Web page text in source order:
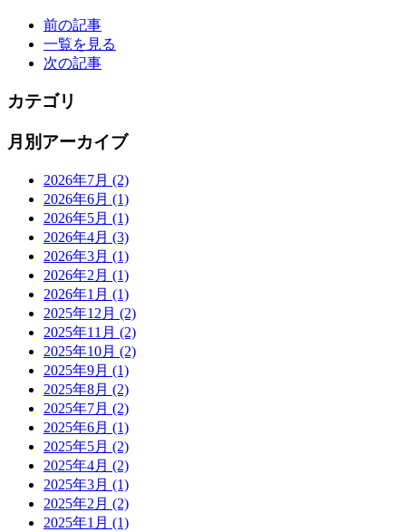
前の記事
一覧を見る
次の記事
カテゴリ
月別アーカイブ
2026年7月 (2)
2026年6月 (1)
2026年5月 (1)
2026年4月 (3)
2026年3月 (1)
2026年2月 (1)
2026年1月 (1)
2025年12月 (2)
2025年11月 (2)
2025年10月 (2)
2025年9月 (1)
2025年8月 (2)
2025年7月 (2)
2025年6月 (1)
2025年5月 (2)
2025年4月 (2)
2025年3月 (1)
2025年2月 (2)
2025年1月 (1)